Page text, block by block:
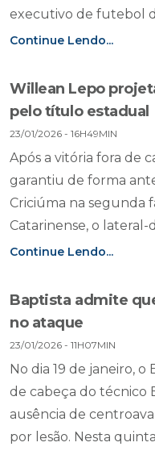
executivo de futebol
Continue Lendo...
Willean Lepo
pelo título estadual
23/01/2026 - 16H49MIN
Após a vitória fora de
garantiu de forma
Criciúma na segunda
Catarinense, o lateral-
Continue Lendo...
Baptista admite
no ataque
23/01/2026 - 11H07MIN
No dia 19 de janeiro, o
de cabeça do técnico
ausência de
por lesão. Nesta